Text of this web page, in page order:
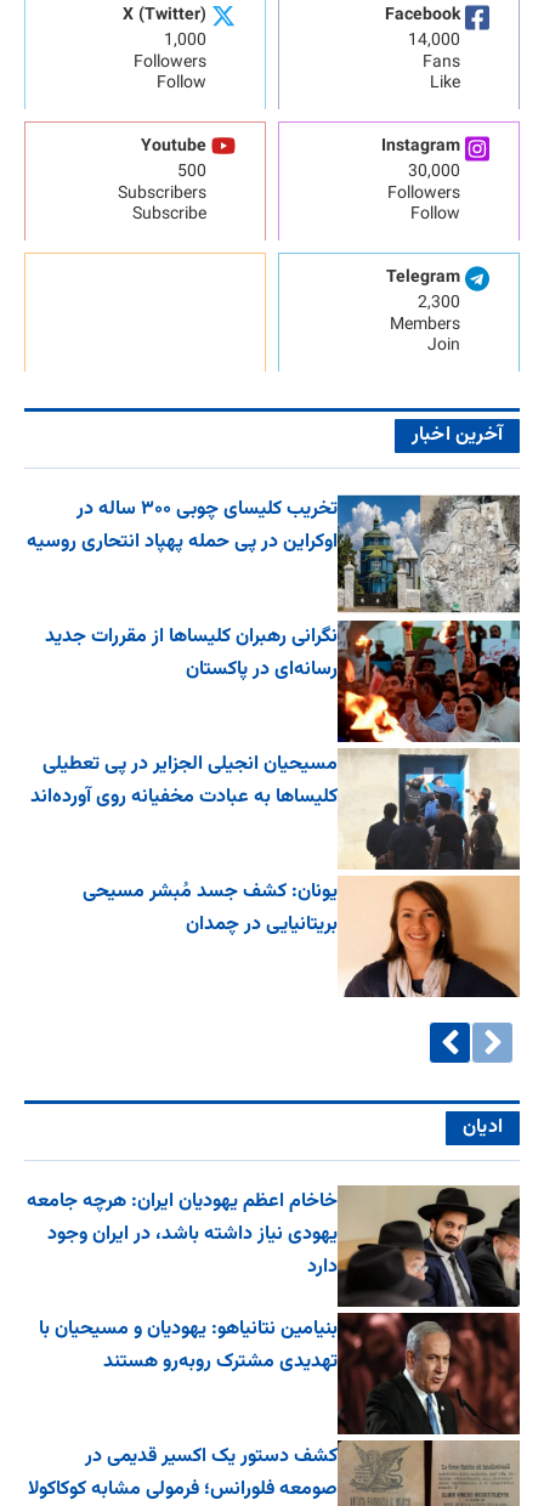
Facebook
14,000
Fans
Like
X (Twitter)
1,000
Followers
Follow
Instagram
30,000
Followers
Follow
Youtube
500
Subscribers
Subscribe
Telegram
2,300
Members
Join
آخرین اخبار
تخریب کلیسای چوبی ۳۰۰ ساله در
اوکراین در پی حمله پهپاد انتحاری روسیه
نگرانی رهبران کلیساها از مقررات جدید
رسانه‌ای در پاکستان
مسیحیان انجیلی الجزایر در پی تعطیلی
کلیساها به عبادت مخفیانه روی آورده‌اند
یونان: کشف جسد مُبشر مسیحی
بریتانیایی در چمدان
ادیان
خاخام اعظم یهودیان ایران: هرچه جامعه
یهودی نیاز داشته باشد، در ایران وجود
دارد
بنیامین نتانیاهو: یهودیان و مسیحیان با
تهدیدی مشترک روبه‌رو هستند
کشف دستور یک اکسیر قدیمی در
صومعه فلورانس؛ فرمولی مشابه کوکاکولا